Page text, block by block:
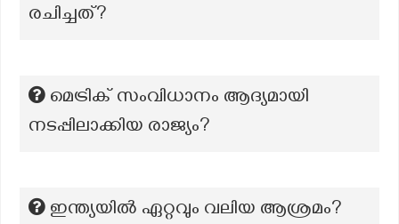
രചിച്ചത്?
മെട്രിക് സംവിധാനം ആദ്യമായി
നടപ്പിലാക്കിയ രാജ്യം?
ഇന്ത്യയിൽ ഏറ്റവും വലിയ ആശ്രമം?